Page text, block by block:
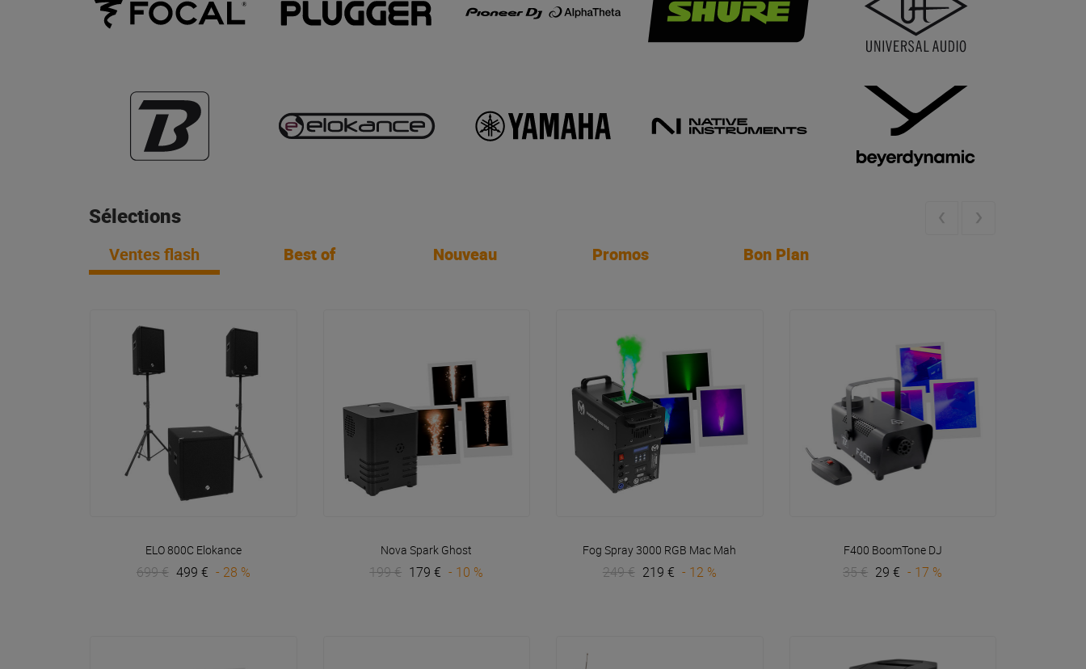
Sélections
Ventes flash Best of Nouveau Promos Bon Plan
VOIR EN DÉTAIL
ELO 800C Elokance
699 € 499 € - 28 %
VOIR EN DÉTAIL
Nova Spark Ghost
199 € 179 € - 10 %
VOIR EN DÉTAIL
Fog Spray 3000 RGB Mac Mah
249 € 219 € - 12 %
VOIR EN DÉTAIL
F400 BoomTone DJ
35 € 29 € - 17 %